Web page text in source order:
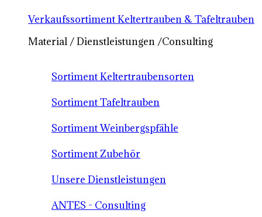
Verkaufssortiment Keltertrauben & Tafeltrauben
Material / Dienstleistungen /Consulting
Sortiment Keltertraubensorten
Sortiment Tafeltrauben
Sortiment Weinbergspfähle
Sortiment Zubehör
Unsere Dienstleistungen
ANTES - Consulting